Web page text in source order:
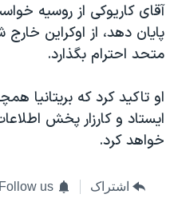
آقای کاریوکی از روسیه
پایان دهد، از اوکراین
متحد احترام بگذارد.
او تاکید کرد که بریتانیا
ایستاد و کارزار پخش
خواهد کرد.
اشتراک Follow us